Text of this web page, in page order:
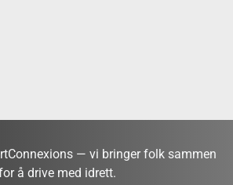
— vi bringer folk sammen
å drive med idrett.